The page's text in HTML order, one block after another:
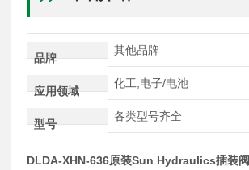
品牌
其他品牌
应用领域
化工,电子/电池
型号
各类型号齐全
DLDA-XHN-636原装Sun Hydraulics插装阀